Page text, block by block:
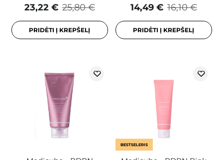
25,80 €
23,22 €
PRIDĖTI Į KREPŠELĮ
16,10 €
14,49 €
PRIDĖTI Į KREPŠELĮ
BESTSELERIS